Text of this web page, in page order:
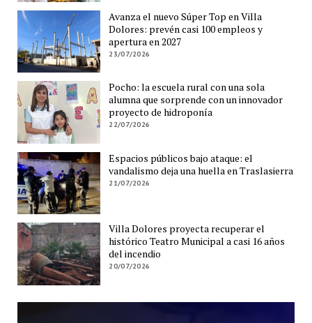
Avanza el nuevo Súper Top en Villa
Dolores: prevén casi 100 empleos y
apertura en 2027
23/07/2026
Pocho: la escuela rural con una sola
alumna que sorprende con un innovador
proyecto de hidroponía
22/07/2026
Espacios públicos bajo ataque: el
vandalismo deja una huella en Traslasierra
21/07/2026
Villa Dolores proyecta recuperar el
histórico Teatro Municipal a casi 16 años
del incendio
20/07/2026